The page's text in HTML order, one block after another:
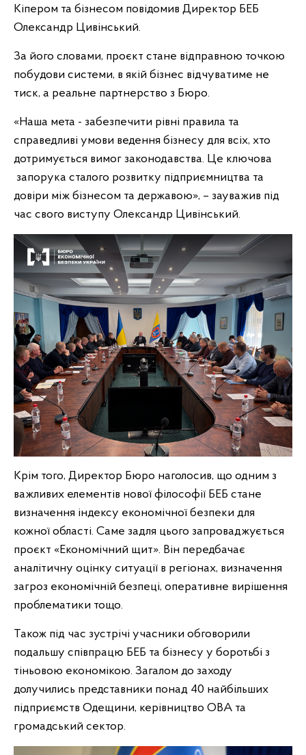
Кіпером та бізнесом повідомив Директор БЕБ
Олександр Цивінський.
За його словами, проєкт стане відправною точкою
побудови системи, в якій бізнес відчуватиме не
тиск, а реальне партнерство з Бюро.
«Наша мета - забезпечити рівні правила та
справедливі умови ведення бізнесу для всіх, хто
дотримується вимог законодавства. Це ключова
запорука сталого розвитку підприємництва та
довіри між бізнесом та державою», – зауважив під
час свого виступу Олександр Цивінський.
Крім того, Директор Бюро наголосив, що одним з
важливих елементів нової філософії БЕБ стане
визначення індексу економічної безпеки для
кожної області. Саме задля цього запроваджується
проєкт «Економічний щит». Він передбачає
аналітичну оцінку ситуації в регіонах, визначення
загроз економічній безпеці, оперативне вирішення
проблематики тощо.
Також під час зустрічі учасники обговорили
подальшу співпрацю БЕБ та бізнесу у боротьбі з
тіньовою економікою. Загалом до заходу
долучились представники понад 40 найбільших
підприємств Одещини, керівництво ОВА та
громадський сектор.